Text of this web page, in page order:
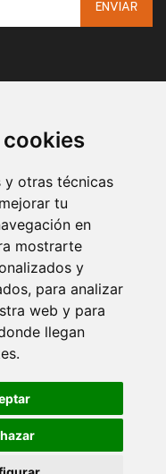
y otras técnicas
tu
en
mostrarte
y
para analizar
web y para
llegan
ENVIAR